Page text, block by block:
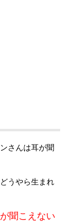
さんは耳が聞
うやら生まれ
聞こえない